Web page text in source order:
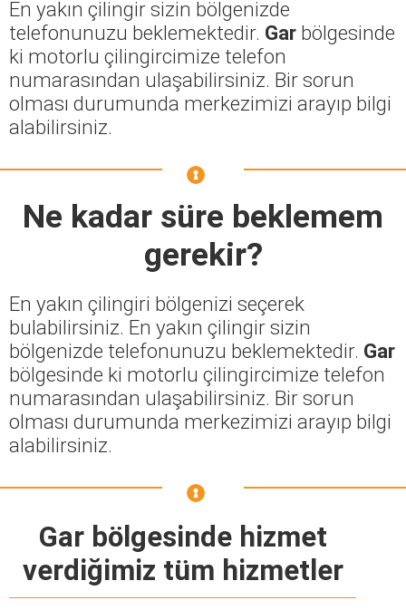
En yakın çilingir sizin bölgenizde
telefonunuzu beklemektedir. Gar bölgesinde
ki motorlu çilingircimize telefon
numarasından ulaşabilirsiniz. Bir sorun
olması durumunda merkezimizi arayıp bilgi
alabilirsiniz.
Ne kadar süre beklemem
gerekir?
En yakın çilingiri bölgenizi seçerek
bulabilirsiniz. En yakın çilingir sizin
bölgenizde telefonunuzu beklemektedir. Gar
bölgesinde ki motorlu çilingircimize telefon
numarasından ulaşabilirsiniz. Bir sorun
olması durumunda merkezimizi arayıp bilgi
alabilirsiniz.
Gar bölgesinde hizmet
verdiğimiz tüm hizmetler